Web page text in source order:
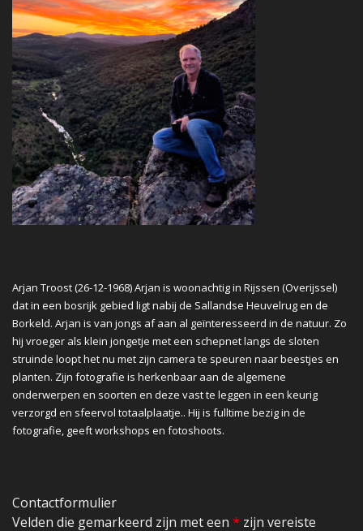
Arjan Troost (26-12-1968) Arjan is woonachtig in Rijssen (Overijssel)
dat in een bosrijk gebied ligt nabij de Sallandse Heuvelrug en de
Borkeld. Arjan is van jongs af aan al geïnteresseerd in de natuur. Zo
hij vroeger als klein jongetje met een schepnet langs de sloten
struinde loopt het nu met zijn camera te speuren naar beestjes en
planten. Zijn fotografie is herkenbaar aan de algemene
onderwerpen en soorten en deze vast te leggen in een keurig
verzorgd en sfeervol totaalplaatje.. Hij is fulltime bezig in de
fotografie, geeft workshops en fotoshoots.
Contactformulier
Velden die gemarkeerd zijn met een * zijn vereiste